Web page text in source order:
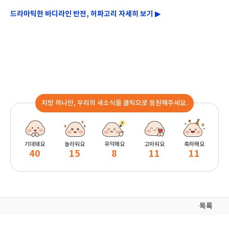
드라마틱한 바디라인 반전, 허파고리 자세히 보기 ▶
지방 하나만, 우리의 새소식을 클릭으로 응원해주세요.
기대돼요
40
놀라워요
15
유익해요
8
고마워요
11
축하해요
11
목록